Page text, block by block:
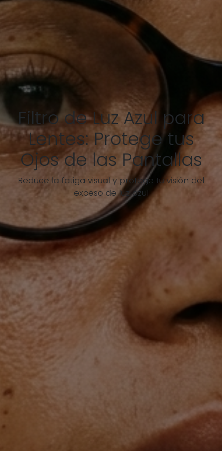
Filtro de Luz Azul para
Lentes: Protege tus
Ojos de las Pantallas
Reduce la fatiga visual y protege tu visión del
exceso de luz azul